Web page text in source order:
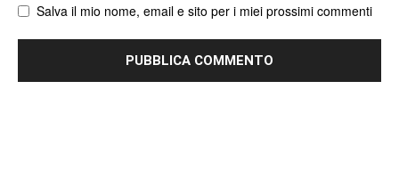
Salva il mio nome, email e sito per i miei prossimi commenti